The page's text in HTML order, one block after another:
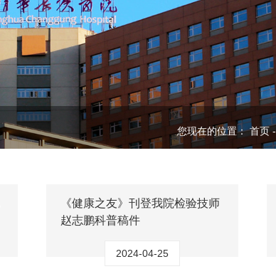
您现在的位置：首页-
《健康之友》刊登我院检验技师
赵志鹏科普稿件
2024-04-25